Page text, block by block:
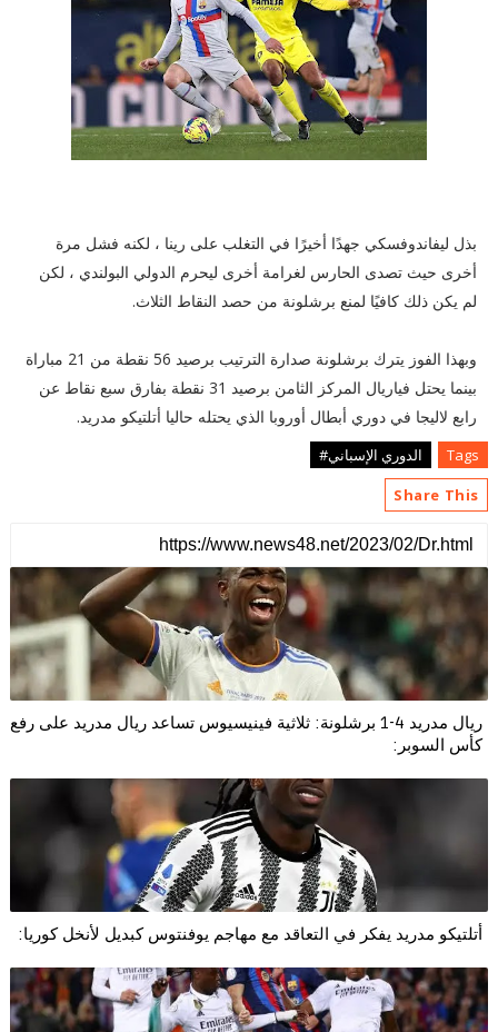
بذل ليفاندوفسكي جهدًا أخيرًا في التغلب على رينا ، لكنه فشل مرة
أخرى حيث تصدى الحارس لغرامة أخرى ليحرم الدولي البولندي ، لكن
لم يكن ذلك كافيًا لمنع برشلونة من حصد النقاط الثلاث.
وبهذا الفوز يترك برشلونة صدارة الترتيب برصيد 56 نقطة من 21 مباراة
بينما يحتل فياريال المركز الثامن برصيد 31 نقطة بفارق سبع نقاط عن
رابع لاليجا في دوري أبطال أوروبا الذي يحتله حاليا أتلتيكو مدريد.
Tags
الدوري الإسباني#
Share This
ريال مدريد 4-1 برشلونة: ثلاثية فينيسيوس تساعد ريال مدريد على رفع
كأس السوبر:
أتلتيكو مدريد يفكر في التعاقد مع مهاجم يوفنتوس كبديل لأنخل كوريا: